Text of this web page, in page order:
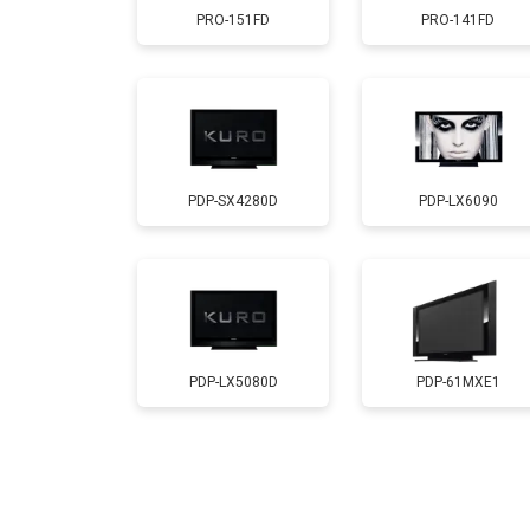
Замена модуля Wi-Fi
Ремонт блока управления
Замена блока питания
Замена матрицы
Прошивка
PRO-151FD PRO-141FD
PDP-SX4280D PDP-LX6090
PDP-LX5080D PDP-61MXE1